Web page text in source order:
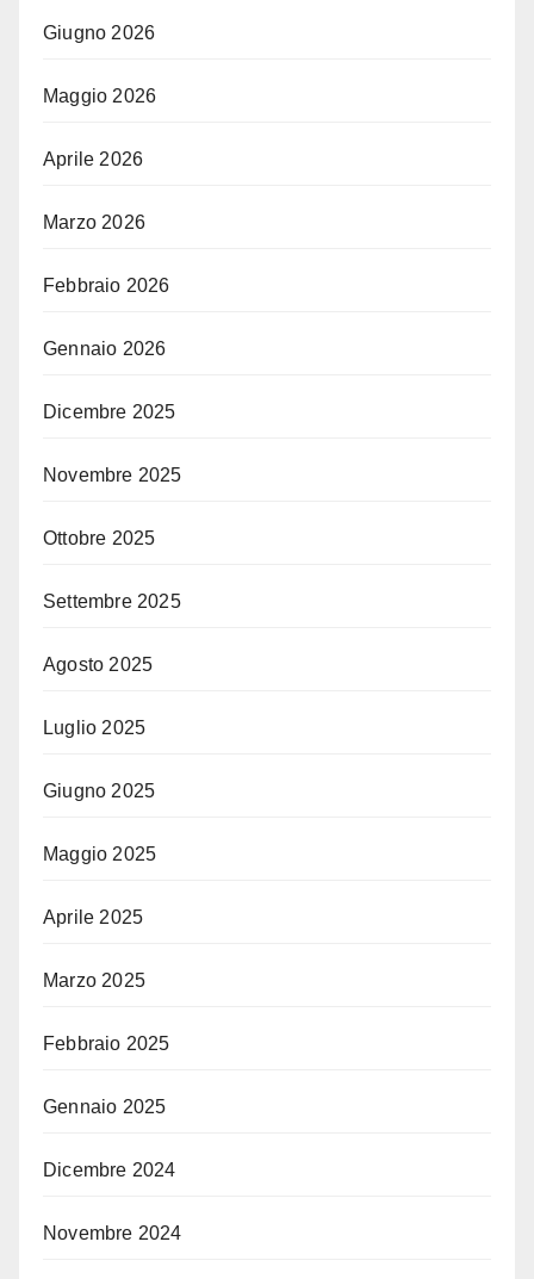
Giugno 2026
Maggio 2026
Aprile 2026
Marzo 2026
Febbraio 2026
Gennaio 2026
Dicembre 2025
Novembre 2025
Ottobre 2025
Settembre 2025
Agosto 2025
Luglio 2025
Giugno 2025
Maggio 2025
Aprile 2025
Marzo 2025
Febbraio 2025
Gennaio 2025
Dicembre 2024
Novembre 2024